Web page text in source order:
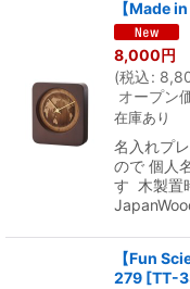
【Made
8,000円
(税込:
オープン
在庫あり
名入れプ
ので 個人
す 木製置
【Fun
279 [TT-